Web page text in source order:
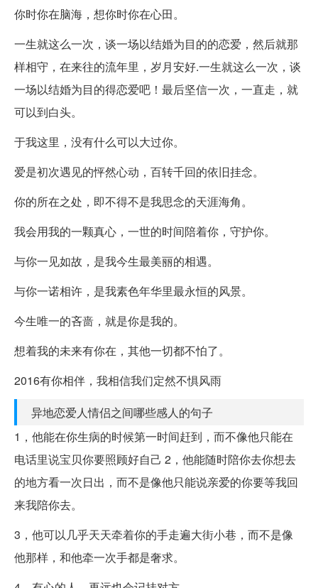
你时你在脑海，想你时你在心田。
一生就这么一次，谈一场以结婚为目的的恋爱，然后就那
样相守，在来往的流年里，岁月安好.一生就这么一次，谈
一场以结婚为目的得恋爱吧！最后坚信一次，一直走，就
可以到白头。
于我这里，没有什么可以大过你。
爱是初次遇见的怦然心动，百转千回的依旧挂念。
你的所在之处，即不得不是我思念的天涯海角。
我会用我的一颗真心，一世的时间陪着你，守护你。
与你一见如故，是我今生最美丽的相遇。
与你一诺相许，是我素色年华里最永恒的风景。
今生唯一的吝啬，就是你是我的。
想着我的未来有你在，其他一切都不怕了。
2016有你相伴，我相信我们定然不惧风雨
异地恋爱人情侣之间哪些感人的句子
1，他能在你生病的时候第一时间赶到，而不像他只能在
电话里说宝贝你要照顾好自己 2，他能随时陪你去你想去
的地方看一次日出，而不是像他只能说亲爱的你要等我回
来我陪你去。
3，他可以几乎天天牵着你的手走遍大街小巷，而不是像
他那样，和他牵一次手都是奢求。